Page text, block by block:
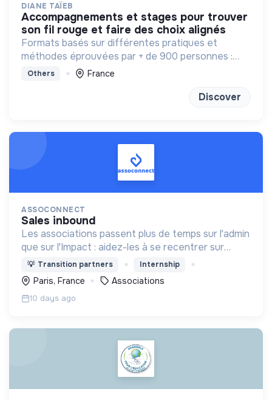
DIANE TAÏEB
accompagnements et stages pour trouver
son fil rouge et faire des choix alignés
Formats basés sur différentes pratiques et
méthodes éprouvées par + de 900 personnes :
bilan de competences, enneagramme et
Others France
Discover
ASSOCONNECT
sales inbound
Les associations passent plus de temps sur l'admin
que sur l'Impact : aidez-les à se recentrer sur
l'essentiel !
💡 Transition partners Internship
Paris, France Associations
10 days ago